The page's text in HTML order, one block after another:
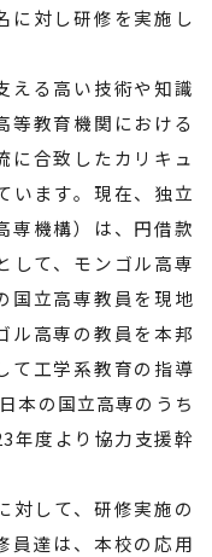
に対し研修を実施し
える高い技術や知識
等教育機関における
に合致したカリキュ
います。現在、独立
専機構）は、円借款
して、モンゴル高専
国立高専教員を現地
ル高専の教員を本邦
て工学系教育の指導
本の国立高専のうち
年度より協力支援幹
対して、研修実施の
員達は、本校の応用